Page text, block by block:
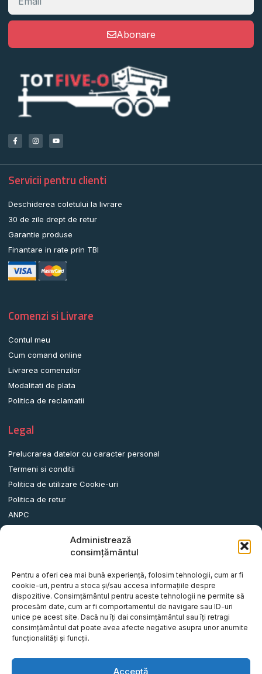
Administrează
consimțământul
Pentru a oferi cea mai bună experiență, folosim tehnologii, cum ar fi
cookie-uri, pentru a stoca și/sau accesa informațiile despre
dispozitive. Consimțământul pentru aceste tehnologii ne permite să
procesăm date, cum ar fi comportamentul de navigare sau ID-uri
unice pe acest site. Dacă nu îți dai consimțământul sau îți retragi
consimțământul dat poate avea afecte negative asupra unor anumite
funcționalități și funcții.
Acceptă
Abonare
Servicii pentru clienti
Deschiderea coletului la livrare
30 de zile drept de retur
Garantie produse
Finantare in rate prin TBI
Comenzi si Livrare
Contul meu
Cum comand online
Livrarea comenzilor
Modalitati de plata
Politica de reclamatii
Legal
Prelucrarea datelor cu caracter personal
Termeni si conditii
Politica de utilizare Cookie-uri
Politica de retur
ANPC
info@remorci-platforme.ro
0786.720.706
0786.720.707
0786.720.708